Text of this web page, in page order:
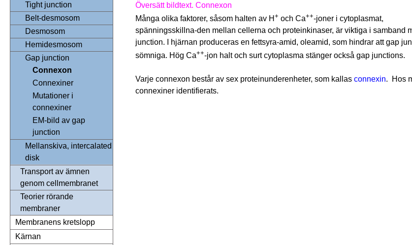
Tight junction
Belt-desmosom
Desmosom
Hemidesmosom
Gap junction
Connexon
Connexiner
Mutationer i
connexiner
EM-bild av gap
junction
Mellanskiva, intercalated
disk
Transport av ämnen
genom cellmembranet
Teorier rörande
membraner
Membranens kretslopp
Kärnan
Översätt bildtext. Connexon
Många olika faktorer, såsom halten av H + och Ca++-joner i cytoplasmat,
spänningsskillna-den mellan cellerna och proteinkinaser, är viktiga i samband
junction. I hjärnan produceras en fettsyra-amid, oleamid, som hindrar att gap
sömniga. Hög Ca++-jon halt och surt cytoplasma stänger också gap junctions.
Varje connexon består av sex proteinunderenheter, som kallas connexin. Hos
connexiner identifierats.